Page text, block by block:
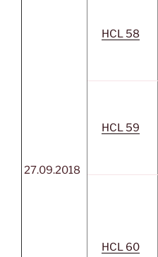
27.09.2018
HCL 58
HCL 59
HCL 60